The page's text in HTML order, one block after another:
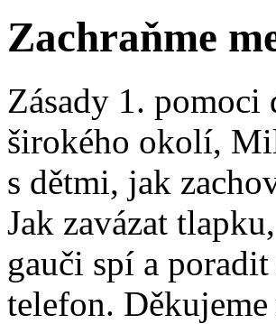
Zachraňme
Zásady 1.
širokého okolí,
s dětmi, jak
Jak zavázat
gauči spí a
telefon. Děkujeme